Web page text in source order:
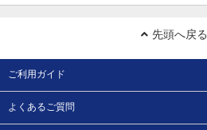
先頭へ戻る
ご利用ガイド
よくあるご質問